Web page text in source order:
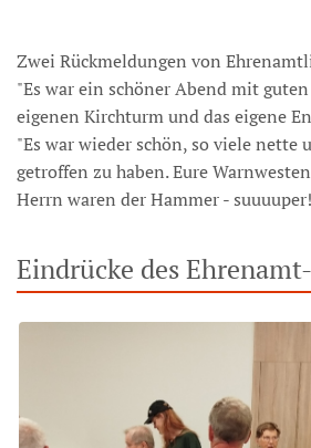
Zwei Rückmeldungen von
"Es war ein schöner Abend mit
eigenen Kirchturm und das eigene
"Es war wieder schön, so viele nette
getroffen zu haben. Eure
Herrn waren der Hammer -
Eindrücke des